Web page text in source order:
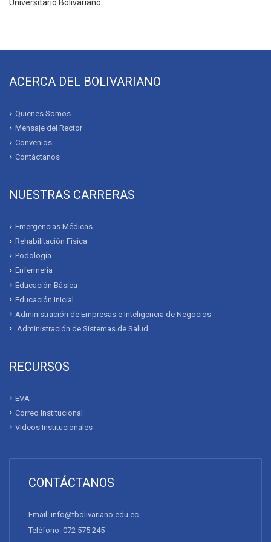
Universitario Bolivariano
ACERCA DEL BOLIVARIANO
Quienes Somos
Mensaje del Rector
Convenios
Contáctanos
NUESTRAS CARRERAS
Emergencias Médicas
Rehabilitación Física
Podología
Enfermería
Educación Básica
Educación Inicial
Administración de Empresas e Inteligencia de Negocios
Administración de Sistemas de Salud
RECURSOS
EVA
Correo Institucional
Videos Institucionales
CONTÁCTANOS
Email: info@tbolivariano.edu.ec
Teléfono: 072 575 245